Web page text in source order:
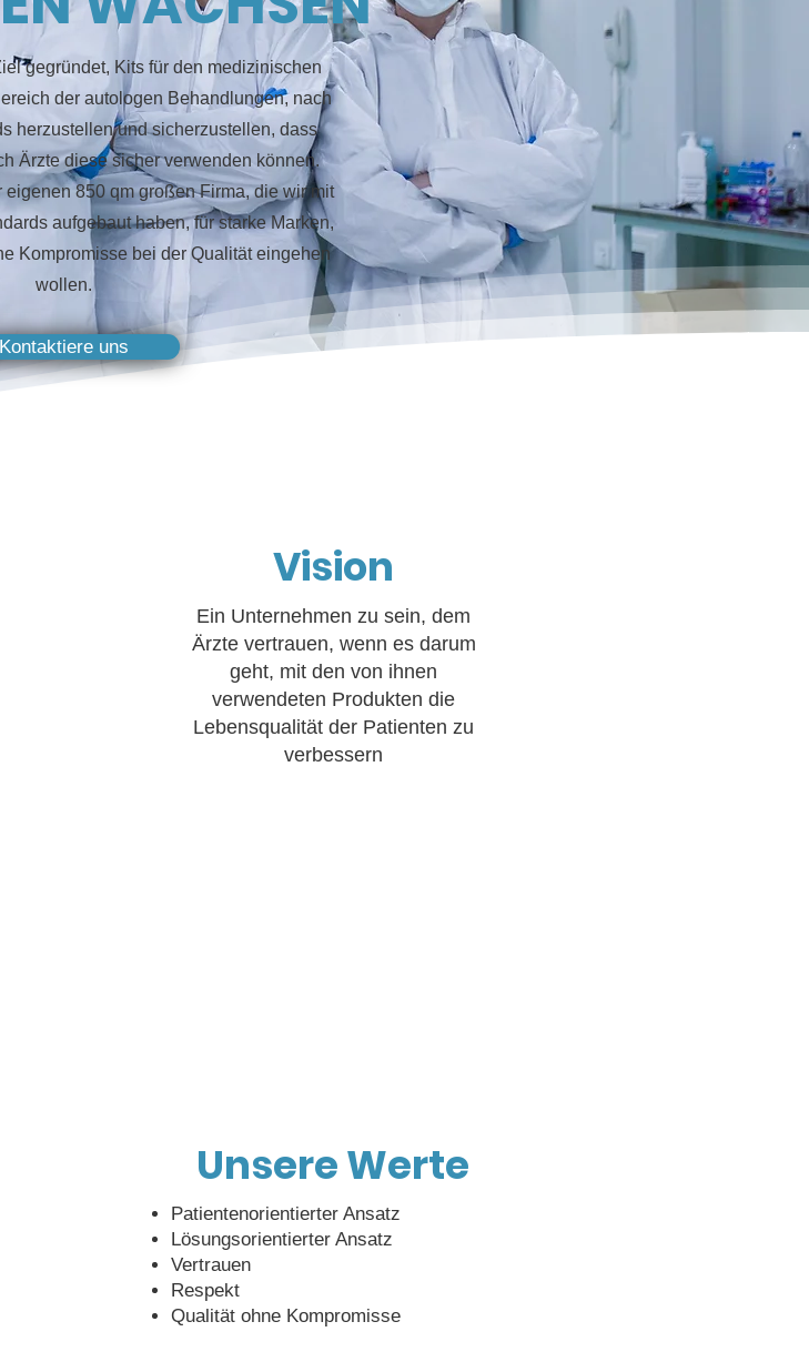
gegründet, Kits für den medizinischen
der autologen Behandlungen, nach
herzustellen und sicherzustellen, dass
Ärzte diese sicher verwenden können.
850 qm großen Firma, die wir mit
aufgebaut haben, für starke Marken,
Kompromisse bei der Qualität eingehen
wollen.
Kontaktiere uns
Vision
Ein Unternehmen zu sein, dem
Ärzte vertrauen, wenn es darum
geht, mit den von ihnen
verwendeten Produkten die
Lebensqualität der Patienten zu
verbessern
Unsere Werte
Patientenorientierter Ansatz
Lösungsorientierter Ansatz
Vertrauen
Respekt
Qualität ohne Kompromisse